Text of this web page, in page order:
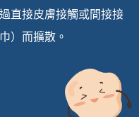
直接皮膚接觸或間接接
）而擴散。